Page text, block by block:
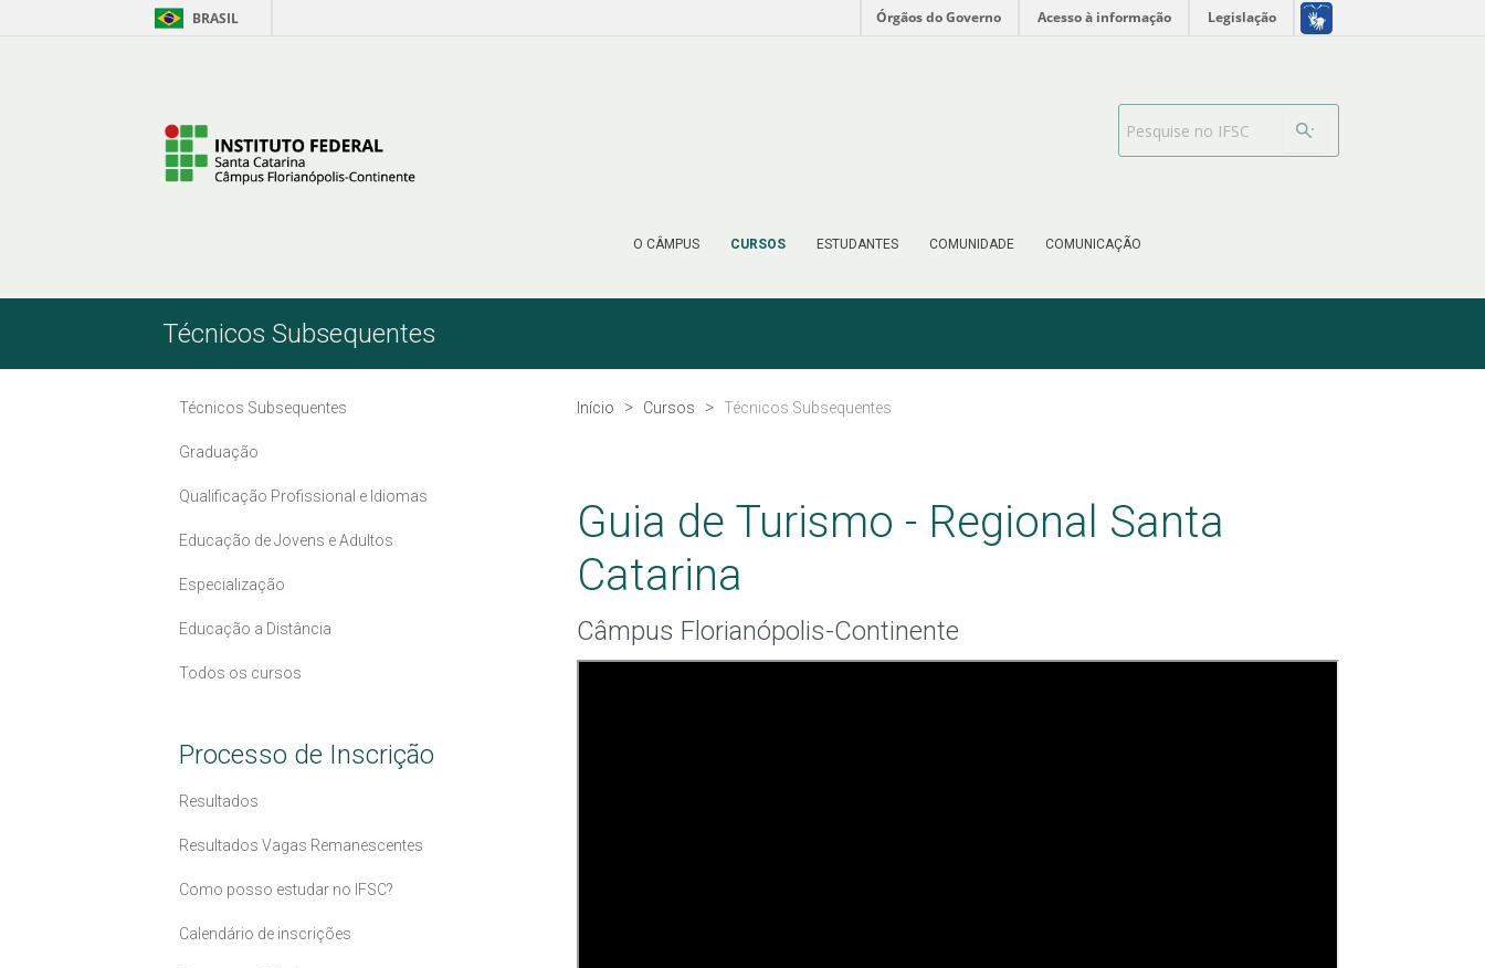
Pular para o Conteúdo BRASIL Órgãos do Governo Acesso à informação Legislação
O CÂMPUS CURSOS ESTUDANTES COMUNIDADE COMUNICAÇÃO
Barra de busca
Técnicos Subsequentes
Técnicos Subsequentes
Graduação
Qualificação Profissional e Idiomas
Educação de Jovens e Adultos
Especialização
Educação a Distância
Todos os cursos
Processo de Inscrição
Resultados
Resultados Vagas Remanescentes
Como posso estudar no IFSC?
Calendário de inscrições
Início Cursos Técnicos Subsequentes
Guia de Turismo - Regional Santa
Catarina
Câmpus Florianópolis-Continente